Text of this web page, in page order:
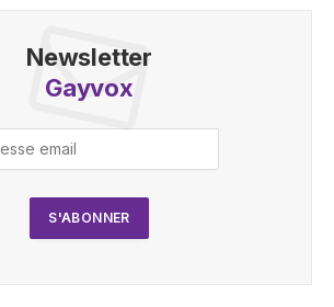
Newsletter
Gayvox